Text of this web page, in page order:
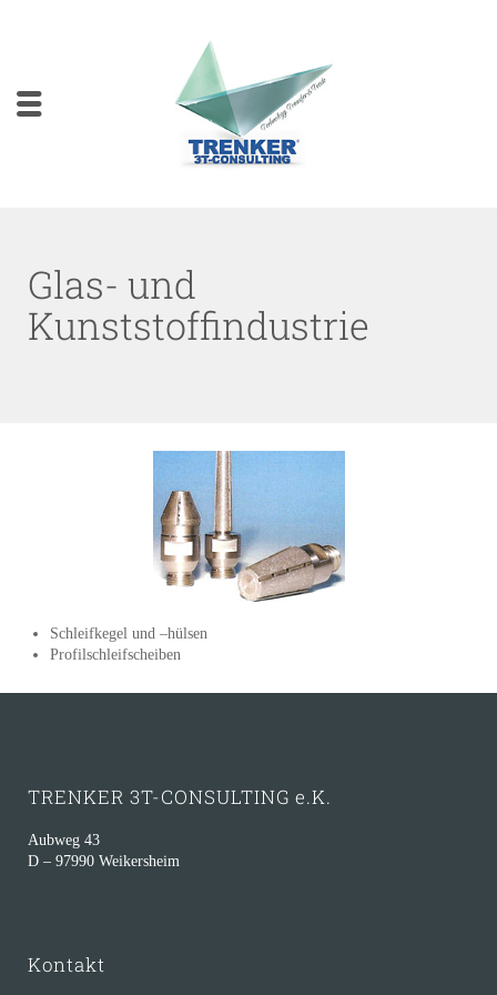
Glas- und
Kunststoffindustrie
Schleifkegel und –hülsen
Profilschleifscheiben
TRENKER 3T-CONSULTING e.K.
Aubweg 43
D – 97990 Weikersheim
Kontakt